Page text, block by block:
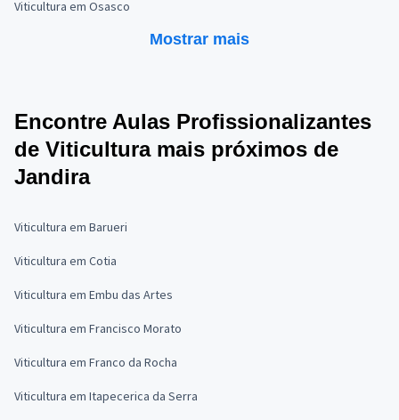
Viticultura em Osasco
Mostrar mais
Encontre Aulas Profissionalizantes
de Viticultura mais próximos de
Jandira
Viticultura em Barueri
Viticultura em Cotia
Viticultura em Embu das Artes
Viticultura em Francisco Morato
Viticultura em Franco da Rocha
Viticultura em Itapecerica da Serra